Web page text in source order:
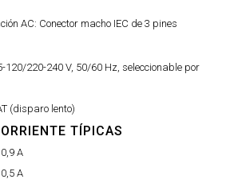
AC: Conector macho IEC de 3 pines
120/220-240 V, 50/60 Hz, seleccionable por
(disparo lento)
TÍPICAS
A
A